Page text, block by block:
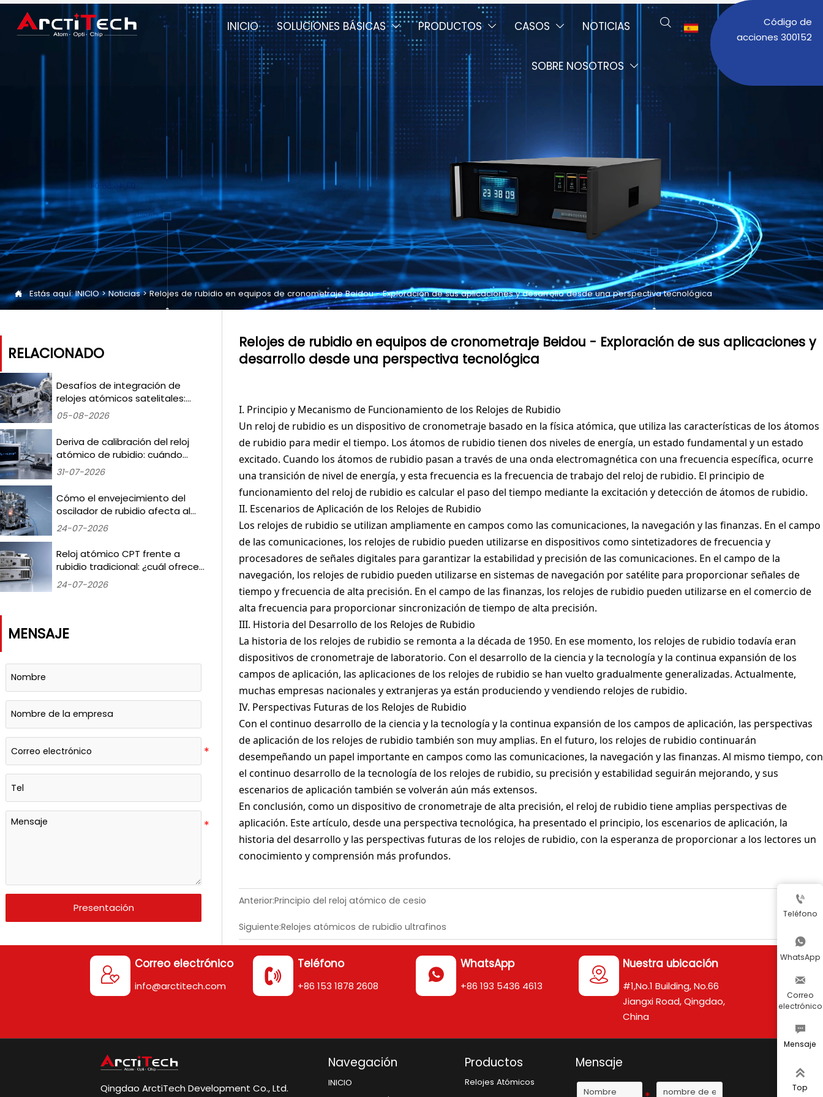
INICIO SOLUCIONES BÁSICAS  PRODUCTOS  CASOS  NOTICIAS
SOBRE NOSOTROS 
 
Código de
acciones 300152
 Estás aquí:INICIO>Noticias>Relojes de rubidio en equipos de cronometraje Beidou - Exploración de sus aplicaciones y desarrollo desde una perspectiva tecnológica
RELACIONADO
Desafíos de integración de
relojes atómicos satelitales:
mitigación de los
desplazamientos de frecuencia
inducidos por la radiación en
misiones LEO
05-08-2026
Deriva de calibración del reloj
atómico de rubidio: cuándo
volver a realizar las pruebas y
recertificación
31-07-2026
Cómo el envejecimiento del
oscilador de rubidio afecta al
ruido de fase en la sincronización
Medido durante 18 meses
24-07-2026
Reloj atómico CPT frente a
rubidio tradicional: ¿cuál ofrece
una mejor estabilidad a largo
24-07-2026
MENSAJE
Presentación
Relojes de rubidio en equipos de cronometraje Beidou - Exploración de sus aplicaciones y
desarrollo desde una perspectiva tecnológica
I. Principio y Mecanismo de Funcionamiento de los Relojes de Rubidio
Un reloj de rubidio es un dispositivo de cronometraje basado en la física atómica, que utiliza las características de los átomos
de rubidio para medir el tiempo. Los átomos de rubidio tienen dos niveles de energía, un estado fundamental y un estado
excitado. Cuando los átomos de rubidio pasan a través de una onda electromagnética con una frecuencia específica, ocurre
una transición de nivel de energía, y esta frecuencia es la frecuencia de trabajo del reloj de rubidio. El principio de
funcionamiento del reloj de rubidio es calcular el paso del tiempo mediante la excitación y detección de átomos de rubidio.
II. Escenarios de Aplicación de los Relojes de Rubidio
Los relojes de rubidio se utilizan ampliamente en campos como las comunicaciones, la navegación y las finanzas. En el campo
de las comunicaciones, los relojes de rubidio pueden utilizarse en dispositivos como sintetizadores de frecuencia y
procesadores de señales digitales para garantizar la estabilidad y precisión de las comunicaciones. En el campo de la
navegación, los relojes de rubidio pueden utilizarse en sistemas de navegación por satélite para proporcionar señales de
tiempo y frecuencia de alta precisión. En el campo de las finanzas, los relojes de rubidio pueden utilizarse en el comercio de
alta frecuencia para proporcionar sincronización de tiempo de alta precisión.
III. Historia del Desarrollo de los Relojes de Rubidio
La historia de los relojes de rubidio se remonta a la década de 1950. En ese momento, los relojes de rubidio todavía eran
dispositivos de cronometraje de laboratorio. Con el desarrollo de la ciencia y la tecnología y la continua expansión de los
campos de aplicación, las aplicaciones de los relojes de rubidio se han vuelto gradualmente generalizadas. Actualmente,
muchas empresas nacionales y extranjeras ya están produciendo y vendiendo relojes de rubidio.
IV. Perspectivas Futuras de los Relojes de Rubidio
Con el continuo desarrollo de la ciencia y la tecnología y la continua expansión de los campos de aplicación, las perspectivas
de aplicación de los relojes de rubidio también son muy amplias. En el futuro, los relojes de rubidio continuarán
desempeñando un papel importante en campos como las comunicaciones, la navegación y las finanzas. Al mismo tiempo, con
el continuo desarrollo de la tecnología de los relojes de rubidio, su precisión y estabilidad seguirán mejorando, y sus
escenarios de aplicación también se volverán aún más extensos.
En conclusión, como un dispositivo de cronometraje de alta precisión, el reloj de rubidio tiene amplias perspectivas de
aplicación. Este artículo, desde una perspectiva tecnológica, ha presentado el principio, los escenarios de aplicación, la
historia del desarrollo y las perspectivas futuras de los relojes de rubidio, con la esperanza de proporcionar a los lectores un
conocimiento y comprensión más profundos.
Anterior:Principio del reloj atómico de cesio
Siguiente:Relojes atómicos de rubidio ultrafinos

Correo electrónico
info@arctitech.com

Teléfono
+86 153 1878 2608

WhatsApp
+86 193 5436 4613

Nuestra ubicación
#1,No.1 Building, No.66
Jiangxi Road, Qingdao,
China
Qingdao ArctiTech Development Co., Ltd.
Navegación
INICIO
Productos
Relojes Atómicos
Mensaje

Teléfono

WhatsApp

Correo
electrónico

Mensaje

Top